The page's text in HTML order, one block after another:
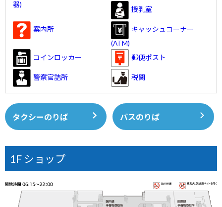
器)
授乳室
案内所
キャッシュコーナー
(ATM)
コインロッカー 郵便ポスト
警察官詰所 税関
タクシーのりば バスのりば
1F ショップ